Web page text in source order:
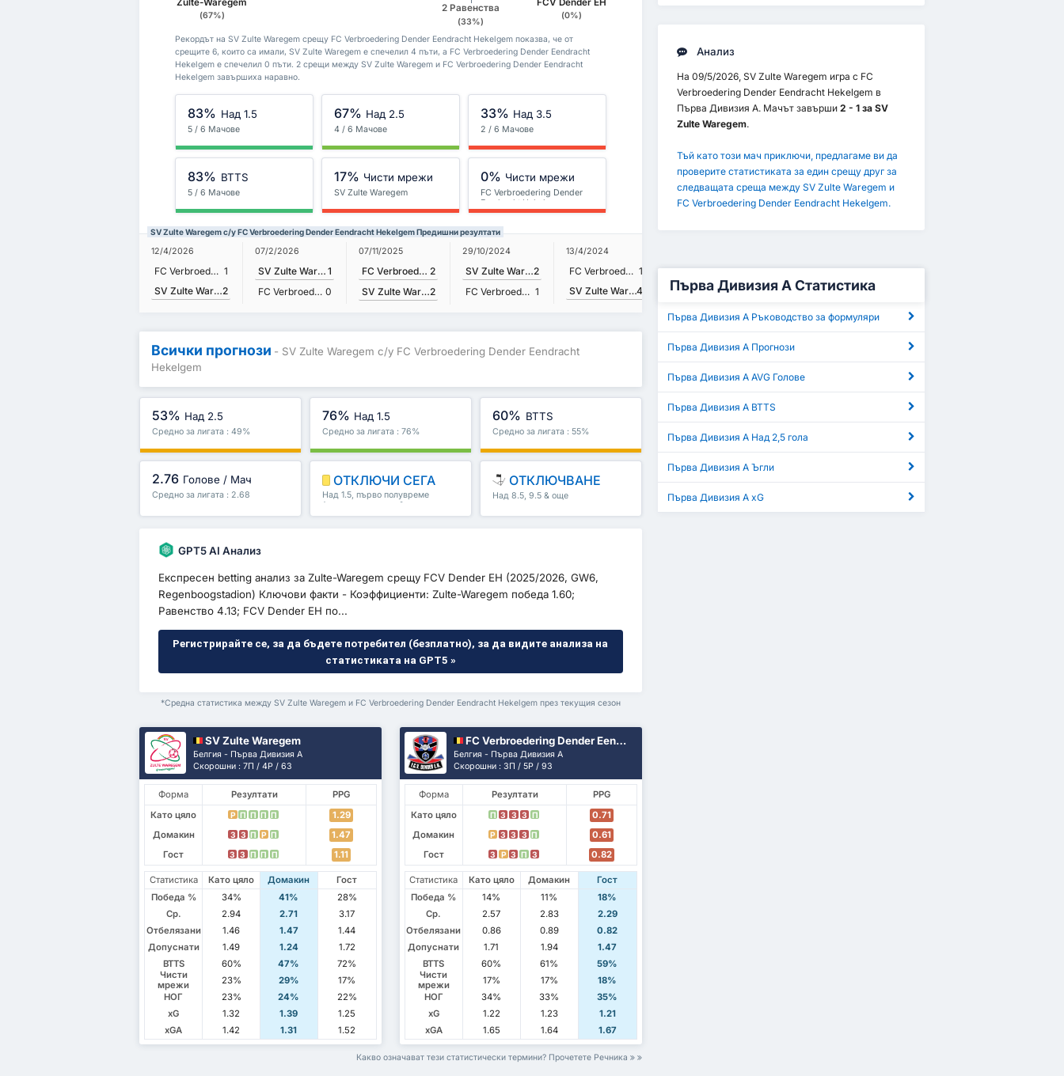
Zulte-Waregem
(67%)
2 Равенства
(33%)
FCV Dender EH
(0%)
Рекордът на SV Zulte Waregem срещу FC Verbroedering Dender Eendracht Hekelgem показва, че от
срещите 6, които са имали, SV Zulte Waregem е спечелил 4 пъти, а FC Verbroedering Dender Eendracht
Hekelgem е спечелил 0 пъти. 2 срещи между SV Zulte Waregem и FC Verbroedering Dender Eendracht
Hekelgem завършиха наравно.
83% Над 1.5
5 / 6 Мачове
67% Над 2.5
4 / 6 Мачове
33% Над 3.5
2 / 6 Мачове
83% BTTS
5 / 6 Мачове
17% Чисти мрежи
SV Zulte Waregem
0% Чисти мрежи
FC Verbroedering Dender
Eendracht Hekelgem
SV Zulte Waregem с/у FC Verbroedering Dender Eendracht Hekelgem Предишни резултати
12/4/2026
FC Verbroedering Dender Eendracht Hekelgem 1
SV Zulte Waregem2
07/2/2026
SV Zulte Waregem 1
FC Verbroedering Dender Eendracht Hekelgem 0
07/11/2025
FC Verbroedering Dender Eendracht Hekelgem 2
SV Zulte Waregem2
29/10/2024
SV Zulte Waregem2
FC Verbroedering Dender Eendracht Hekelgem 1
13/4/2024
FC Verbroedering Dender Eendracht Hekelgem 1
SV Zulte Waregem4
SV Zulte Waregem1
FC Verbroedering Dender Eendracht Hekelgem 1
Всички прогнози - SV Zulte Waregem с/у FC Verbroedering Dender Eendracht
Hekelgem
53% Над 2.5
Средно за лигата : 49%
76% Над 1.5
Средно за лигата : 76%
60% BTTS
Средно за лигата : 55%
2.76 Голове / Мач
Средно за лигата : 2.68
ОТКЛЮЧИ СЕГА
Над 1.5, първо полувреме
/второ полувреме & още
ОТКЛЮЧВАНЕ
Над 8.5, 9.5 & още
GPT5 AI Анализ
Експресен betting анализ за Zulte-Waregem срещу FCV Dender EH (2025/2026, GW6,
Regenboogstadion) Ключови факти - Коэффициенти: Zulte-Waregem победа 1.60;
Равенство 4.13; FCV Dender EH по...
Регистрирайте се, за да бъдете потребител (безплатно), за да видите анализа на
статистиката на GPT5 »
*Средна статистика между SV Zulte Waregem и FC Verbroedering Dender Eendracht Hekelgem през текущия сезон
SV Zulte Waregem
Белгия - Първа Дивизия А
Скорошни : 7П / 4P / 6З
Форма Резултати
PPG
Като цяло
P П П П П
1.29
Домакин
З З П P П
1.47
Гост
З З П П П 1.11
Статистика Като цяло Домакин
Гост
Победа %
34% 41%
28%
Ср.
2.94 2.71
3.17
Отбелязани
1.46 1.47
1.44
Допуснати
1.49 1.24
1.72
BTTS
60% 47%
72%
Чисти
мрежи
23% 29%
17%
НОГ
23% 24%
22%
xG
1.32 1.39
1.25
xGA
1.42 1.31 1.52
FC Verbroedering Dender Eendracht Hekelgem
Белгия - Първа Дивизия А
Скорошни : 3П / 5P / 9З
Форма Резултати
PPG
Като цяло
П З З З П
0.71
Домакин
P З З З П
0.61
Гост
З P З П З 0.82
Статистика Като цяло Домакин
Гост
Победа %
14% 11%
18%
Ср.
2.57 2.83
2.29
Отбелязани
0.86 0.89
0.82
Допуснати
1.71 1.94
1.47
BTTS
60% 61%
59%
Чисти
мрежи
17% 17%
18%
НОГ
34% 33%
35%
xG
1.22 1.23
1.21
xGA
1.65 1.64 1.67
Какво означават тези статистически термини? Прочетете Речника
Анализ
На 09/5/2026, SV Zulte Waregem игра с FC
Verbroedering Dender Eendracht Hekelgem в
Първа Дивизия А. Мачът завърши 2 - 1 за SV
Zulte Waregem.
Тъй като този мач приключи, предлагаме ви да
проверите статистиката за един срещу друг за
следващата среща между SV Zulte Waregem и
FC Verbroedering Dender Eendracht Hekelgem.
Първа Дивизия А Статистика
Първа Дивизия А Ръководство за формуляри
Първа Дивизия А Прогнози
Първа Дивизия А AVG Голове
Първа Дивизия А BTTS
Първа Дивизия А Над 2,5 гола
Първа Дивизия А Ъгли
Първа Дивизия А xG